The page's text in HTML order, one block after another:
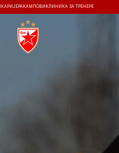
КАРИЈЕРА КАМПОВИ КЛИНИКА ЗА ТРЕНЕРЕ